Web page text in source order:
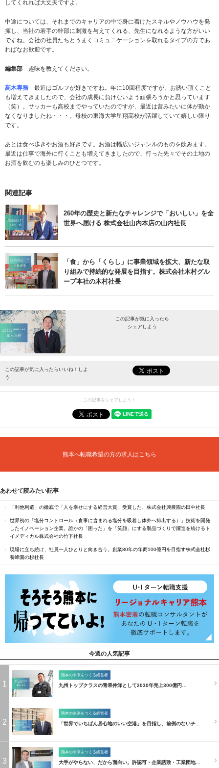
してくれれば大丈夫ですよ。
中途については、それまでのキャリアの中で身に着けたスキルやノウハウを発
揮し、当社の若手の幹部に刺激を与えてくれる、先生になれるような方がいい
ですね。会社の社員たちとうまくコミュニケーションを取れるタイプの方であ
ればなお歓迎です。
編集部 趣味を教えてください。
髙木専務 最近はゴルフが好きですね。年に10回程度ですが、お誘い頂くこと
も増えてきましたので、会社の成長に負けないよう頑張ろうかと思っています
（笑）。サッカーも高校までやっていたのですが、最近は昔みたいに体が動か
なくなりましたね・・・。母校の東海大学星翔高校が活躍していて嬉しい限り
です。
あとは食べ歩きやお酒も好きです。お酒は幅広いジャンルのものを飲みます。
最近は仕事で海外に行くことも増えてきましたので、行った先々でその土地の
お酒を飲むのも楽しみのひとつです。
関連記事
260年の歴史と新たなチャレンジで「おいしい」を全
世界へ届ける 株式会社山内本店の山内社長
「食」から「くらし」に事業領域を拡大、新たな取
り組みで持続的な発展を目指す。株式会社木村グル
ープ本社の木村社長
この記事が気に入ったら
シェアしよう
最新情報をお届けします。
この記事が気に入ったらいいね！しよ
う
この記事をシェアしよう！
熊本へ転職希望の方の求人はこちら
あわせて読みたい記事
「利他利還」の徹底で「人を幸せにする経営大賞」受賞した、株式会社興農園の田中社長
世界初の「塩分コントロール（食事に含まれる塩分を吸着し体外へ排出する）」技術を開発
したイノベーション企業。誰かの「困った」を「笑顔」にする製品づくりで躍進を続けるト
イメディカル株式会社の竹下社長
現場に立ち続け、社員一人ひとりと向き合う。創業80年の年商100億円を目指す株式会社杉
養蜂園の杉社長
今週の人気記事
1
熊本の未来をつくる経営者
九州トップクラスの青果仲卸として2030年売上300億円…
2
熊本の未来をつくる経営者
「世界でいちばん居心地のいい空港」を目指し、前例のないチ…
3
熊本の未来をつくる経営者
大手がやらない、だから面白い。許認可・企業誘致・工業団地…